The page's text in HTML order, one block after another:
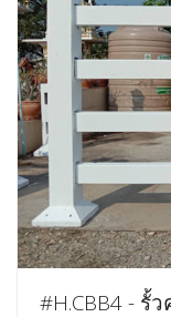
#H.CBB4 - รั้